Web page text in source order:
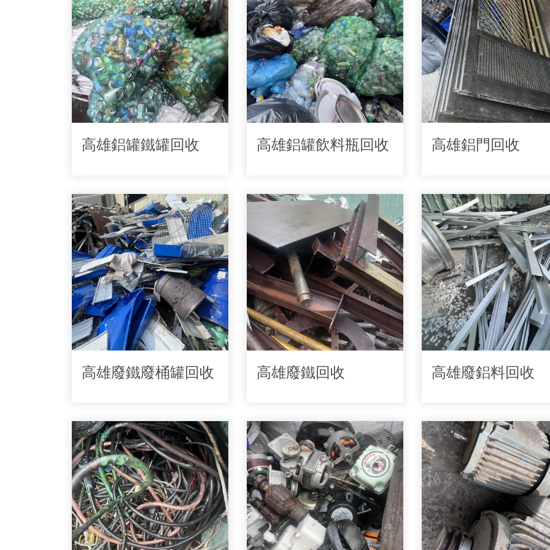
高雄鋁罐鐵罐回收 高雄鋁罐飲料瓶回收 高雄鋁門回收
高雄廢鐵廢桶罐回收 高雄廢鐵回收 高雄廢鋁料回收